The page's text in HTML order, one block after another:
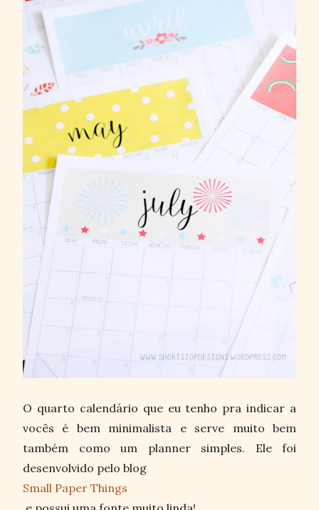
O quarto calendário que eu tenho pra indicar a
vocês é bem minimalista e serve muito bem
também como um planner simples. Ele foi
desenvolvido pelo blog
Small Paper Things